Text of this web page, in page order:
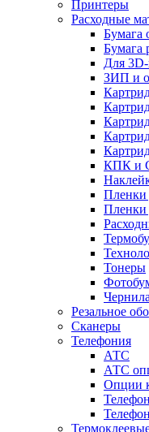
Принтеры
Расходные
Бумага
Бумага
Для
ЗИП и
КПК и
Пленки
Пленки
Тонеры
Чернила
Резальное
Сканеры
Телефония
АТС
АТС
Опции